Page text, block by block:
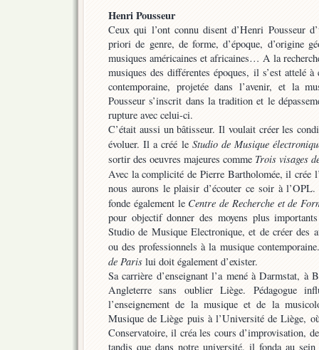
Henri Pousseur
Ceux qui l’ont connu disent d’Henri Pousseur
priori de genre, de forme, d’époque, d’origine
musiques américaines et africaines… A la
musiques des différentes époques, il s’est attelé
contemporaine, projetée dans l’avenir, et la
Pousseur s’inscrit dans la tradition et le
rupture avec celui-ci.
C’était aussi un bâtisseur. Il voulait créer les
évoluer. Il a créé le Studio de Musique
sortir des oeuvres majeures comme Trois visages
Avec la complicité de Pierre Bartholomée, il crée
nous aurons le plaisir d’écouter ce soir à
fonde également le Centre de Recherche et de
pour objectif donner des moyens plus
Studio de Musique Electronique, et de créer des
ou des professionnels à la musique
de Paris lui doit également d’exister.
Sa carrière d’enseignant l’a mené à Darmstat,
Angleterre sans oublier Liège. Pédagogue
l’enseignement de la musique et de la
Musique de Liège puis à l’Université de Liège,
Conservatoire, il créa les cours d’improvisation,
tandis que dans notre université, il fonda au